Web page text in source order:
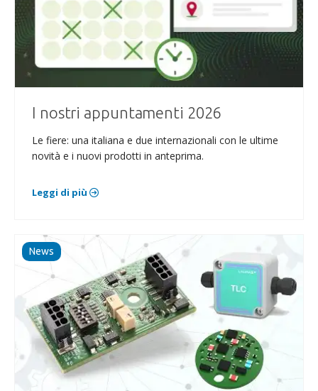
I nostri appuntamenti 2026
Le fiere: una italiana e due internazionali con le ultime
novità e i nuovi prodotti in anteprima.
Leggi di più
News